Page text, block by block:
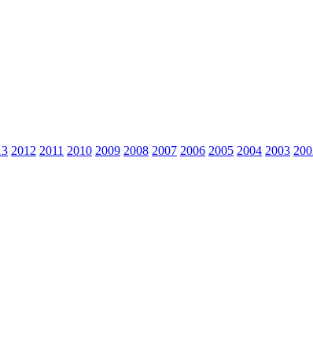
2012 2011 2010 2009 2008 2007 2006 2005 2004 2003